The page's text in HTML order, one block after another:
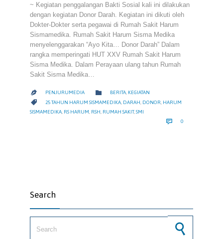
~ Kegiatan penggalangan Bakti Sosial kali ini dilakukan
dengan kegiatan Donor Darah. Kegiatan ini dikuti oleh
Dokter-Dokter serta pegawai di Rumah Sakit Harum
Sismamedika. Rumah Sakit Harum Sisma Medika
menyelenggarakan “Ayo Kita… Donor Darah” Dalam
rangka memperingati HUT XXV Rumah Sakit Harum
Sisma Medika. Dalam Perayaan ulang tahun Rumah
Sakit Sisma Medika…
 PENJURUMEDIA  CATEGORY
BERITA KEGIATAN
 CATEGORY
25 TAHUN HARUM SISMAMEDIKA DARAH DONOR HARUM
SISMAMEDIKA RS HARUM RSH RUMAH SAKIT, SMI
 0
Search